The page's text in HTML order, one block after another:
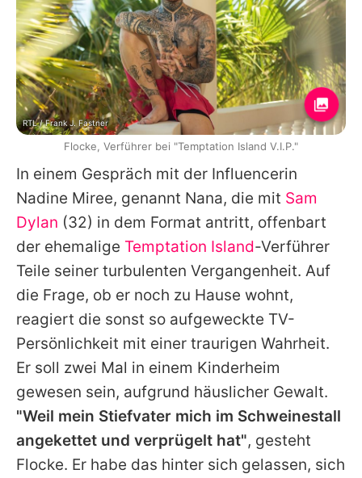
In einem Gespräch mit der Influencerin
Nadine Miree, genannt Nana, die mit Sam
Dylan (32) in dem Format antritt, offenbart
der ehemalige Temptation Island-Verführer
Teile seiner turbulenten Vergangenheit. Auf
die Frage, ob er noch zu Hause wohnt,
reagiert die sonst so aufgeweckte TV-
Persönlichkeit mit einer traurigen Wahrheit.
Er soll zwei Mal in einem Kinderheim
gewesen sein, aufgrund häuslicher Gewalt.
"Weil mein Stiefvater mich im Schweinestall
angekettet und verprügelt hat", gesteht
Flocke. Er habe das hinter sich gelassen, sich
RTL / Frank J. Fastner
Flocke, Verführer bei "Temptation Island V.I.P."